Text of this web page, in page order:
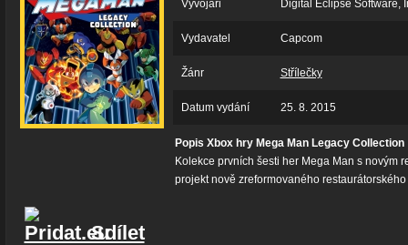
Vývojáři Digital Eclipse Software,
Vydavatel Capcom
Žánr Střílečky
Datum vydání 25. 8. 2015
Popis Xbox hry Mega Man Legacy Collection
Kolekce prvních šesti her Mega Man s novým
projekt nově zreformovaného
Sdílet